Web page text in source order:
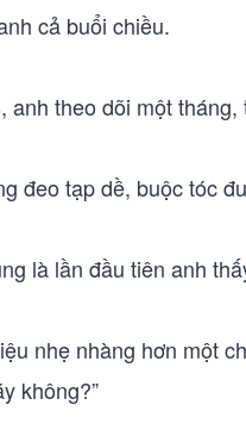
cả buổi chiều.
theo dõi một
đeo tạp dề, buộc tóc
là lần đầu tiên anh
nhẹ nhàng hơn một
không?”